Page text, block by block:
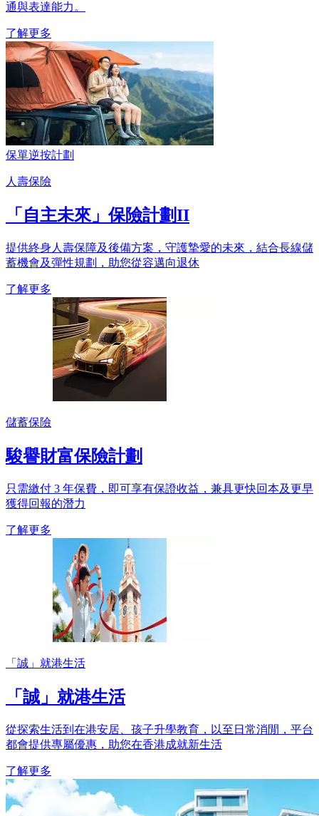
通與表達能力。
了解更多
保單逆按計劃
人壽保險
「自主未來」保險計劃II
提供終身人壽保障及後備方案，守護摯愛的未來，結合長線儲
蓄機會及彈性規劃，助您從容邁向退休
了解更多
儲蓄保險
駿譽財富保險計劃
只需繳付 3 年保費，即可享有保證收益，兼具更快回本及更早
獲得回報的潛力
了解更多
「誠」就港生活
「誠」就港生活
從探索生活到在港安居、孩子升學教育，以至日常消閒，平台
都會提供專屬優惠，助您在香港成就新生活
了解更多